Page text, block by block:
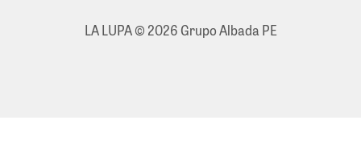
LA LUPA © 2026 Grupo Albada PE